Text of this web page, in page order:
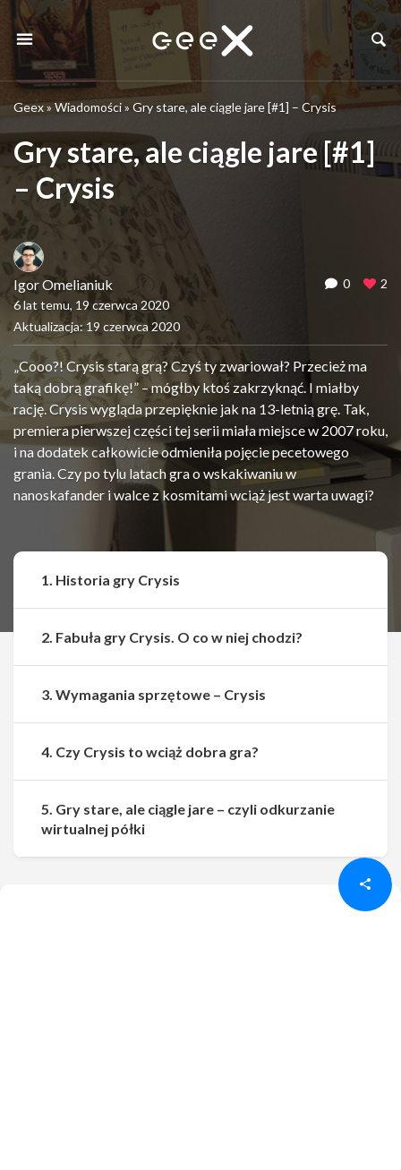
Geex» Wiadomości» Gry stare, ale ciągle jare [#1] – Crysis
Gry stare, ale ciągle jare [#1]
– Crysis
Igor Omelianiuk
6 lat temu, 19 czerwca 2020
Aktualizacja: 19 czerwca 2020
0 2
„Cooo?! Crysis starą grą? Czyś ty zwariował? Przecież ma
taką dobrą grafikę!” – mógłby ktoś zakrzyknąć. I miałby
rację. Crysis wygląda przepięknie jak na 13-letnią grę. Tak,
premiera pierwszej części tej serii miała miejsce w 2007 roku,
i na dodatek całkowicie odmieniła pojęcie pecetowego
grania. Czy po tylu latach gra o wskakiwaniu w
nanoskafander i walce z kosmitami wciąż jest warta uwagi?
Udostępnij
1. Historia gry Crysis
2. Fabuła gry Crysis. O co w niej chodzi?
3. Wymagania sprzętowe – Crysis
4. Czy Crysis to wciąż dobra gra?
5. Gry stare, ale ciągle jare – czyli odkurzanie
wirtualnej półki